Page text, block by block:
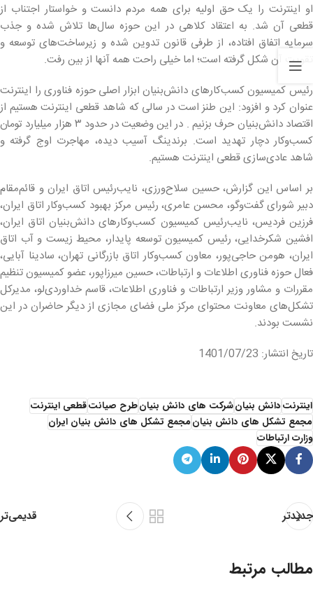
او اینترنت را یک حق اولیه برای همه مردم دانست و خواستار اجتناب از
قطعی آن شد. به اعتقاد کلاهی در این حوزه سال‌ها تلاش شده و جذب
سرمایه اتفاق افتاده، از طرفی قانون تدوین شده و زیرساخت‌های توسعه و
تقویت آن شکل گرفته است؛ اما خیلی راحت همه آنها از بین رفت.
رئیس کمیسیون کسب‌کارهای دانش‌بنیان ابزار اصلی حوزه فناوری را اینترنت
عنوان کرد و افزود: این طنز است در سالی که شاهد قطعی اینترنت هستیم از
اقتصاد دانش‌بنیان حرف بزنیم . در این وضعیت در حدود ۳ هزار میلیارد تومان
کسب‌وکار دچار تهدید است. برندینگ آسیب دیده، مهاجرت اوج گرفته و
شاهد عادی‌سازی قطعی اینترنت هستیم.
بر اساس این گزارش، حسین سلاح‌ورزی، نایب‌رئیس اتاق ایران و قائم‌مقام
دبیر شورای گفت‌وگو، محسن عامری، رئیس مرکز بهبود کسب‌وکار اتاق ایران،
فرزین فردیس، نایب‌رئیس کمیسیون کسب‌وکارهای دانش‌بنیان اتاق ایران،
افشین شکرخدایی، رئیس کمیسیون توسعه پایدار، محیط زیست و آب اتاق
ایران، هومن حاجی‌پور، معاون کسب‌وکار اتاق بازرگانی تهران، سادینا آبایی،
فعال حوزه فناوری اطلاعات و ارتباطات، حسین میرزاپور، عضو کمیسیون تنظیم
مقررات و مشاور وزیر ارتباطات و فناوری اطلاعات، قاسم خداوردی‌لو، مدیرکل
تشکل‌های معاونت محتوای مرکز ملی فضای مجازی از دیگر حاضران در این
نشست بودند.
تاریخ انتشار: 1401/07/23
اینترنتدانش بنیانشرکت های دانش بنیانطرح صیانتقطعی اینترنت
مجمع تشکل های دانش بنیانمجمع تشکل های دانش بنیان ایران
وزارت ارتباطات
جدیدتر قدیمی‌تر
مطالب مرتبط